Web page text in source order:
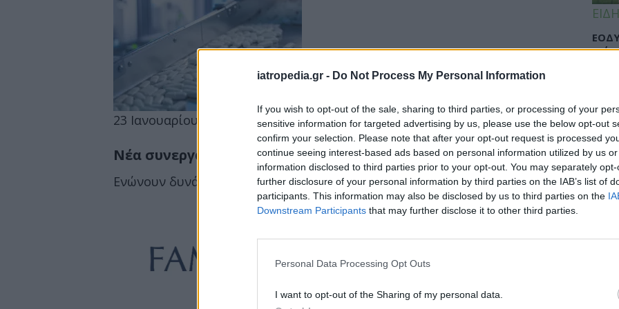
iatropedia.gr - Do Not Process My Personal Information
If you wish to opt-out of the sale, sharing to third parties, or processing of your
sensitive information for targeted advertising by us, please use the below opt-out
confirm your selection. Please note that after your opt-out request is processed
continue seeing interest-based ads based on personal information utilized by us
information disclosed to third parties prior to your opt-out. You may separately
further disclosure of your personal information by third parties on the IAB’s list of
participants. This information may also be disclosed by us to third parties on the
Downstream Participants that may further disclose it to other third parties.
Personal Data Processing Opt Outs
I want to opt-out of the Sharing of my personal data.
23 Ιανουαρίου 2024 15:50
Νέα συνεργασία FAMAR και Lavipharm
Ενώνουν δυνάμεις στην παραγωγή φαρμακευτικών προϊόντων
5